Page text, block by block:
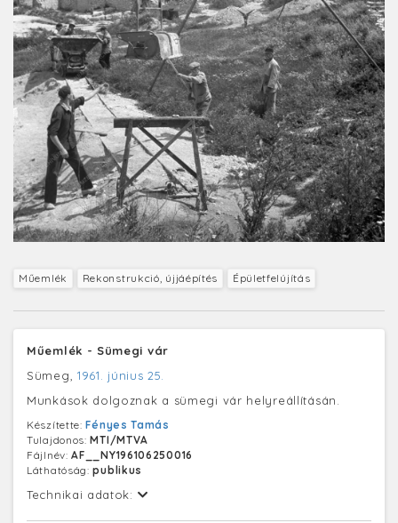
Műemlék Rekonstrukció, újjáépítés Épületfelújítás
Műemlék - Sümegi vár
Sümeg, 1961. június 25.
Munkások dolgoznak a sümegi vár helyreállításán.
Készítette:Fényes Tamás
Tulajdonos:MTI/MTVA
Fájlnév:AF__NY196106250016
Láthatóság:publikus
Technikai adatok: